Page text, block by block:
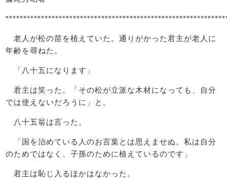
老人が松の苗を植えていた。通りがかった君主が老人に
年齢を尋ねた。
「八十五になります」
君主は笑った。「その松が立派な木材になっても、自分
では使えないだろうに」と。
八十五翁は言った。
「国を治めている人のお言葉とは思えませぬ。私は自分
のためではなく、子孫のために植えているのです」
君主は恥じ入るほかはなかった。